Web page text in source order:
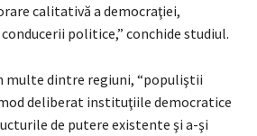
calitativă a democraţiei,
politice,” conchide studiul.
dintre regiuni, “populiştii
deliberat instituţiile democratice
de putere existente şi a-şi